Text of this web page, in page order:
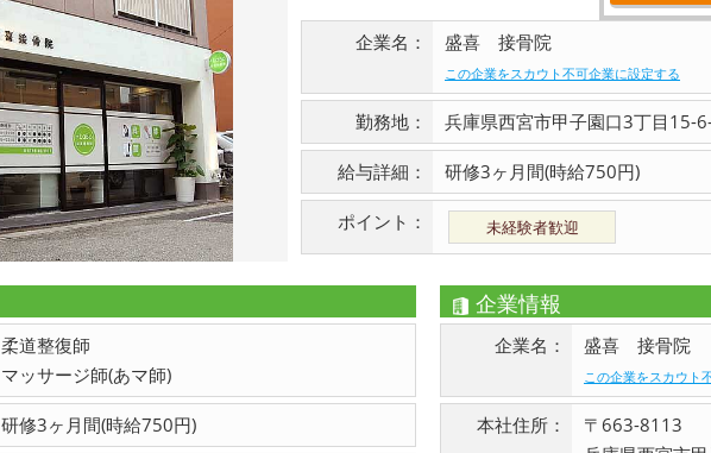
企業名： 盛喜 接骨院
この企業をスカウト不可企業に設定する
勤務地： 兵庫県西宮市甲子園口3丁目15-
給与詳細： 研修3ヶ月間(時給750円)
ポイント： 未経験者歓迎
柔道整復師
マッサージ師(あマ師)
研修3ヶ月間(時給750円)
企業情報
企業名： 盛喜 接骨院
この企業をスカウト
本社住所：
〒663-8113